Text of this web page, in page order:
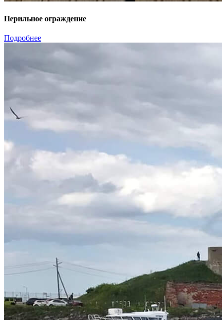
Перильное ограждение
Подробнее